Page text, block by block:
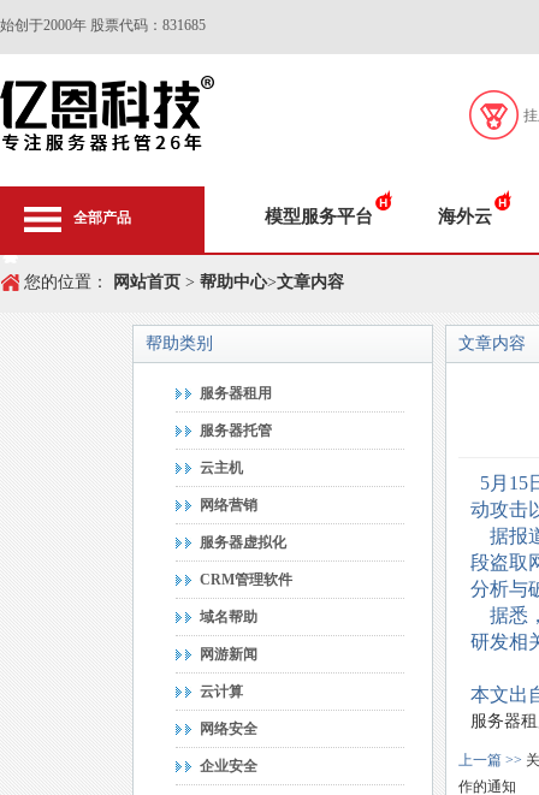
始创于2000年 股票代码：831685
全部产品 模型服务平台 海外云
您的位置： 网站首页 > 帮助中心>文章内容
帮助类别
服务器租用
服务器托管
云主机
网络营销
服务器虚拟化
CRM管理软件
域名帮助
网游新闻
云计算
网络安全
企业安全
文章内容
5月15
动攻击
据报
段盗取
分析与
据悉
研发相
本文出
服务器
上一篇 >>
作的通知